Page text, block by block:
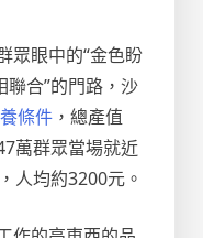
眾眼中的“金色盼
聯合”的門路，沙
條件 ，總產值
萬群眾當場就近
人均約3200元。